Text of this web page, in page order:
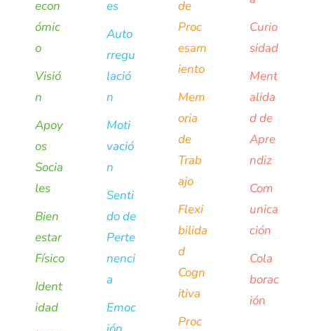
econ
ómic
o
Visió
n
Apoy
os
Socia
les
Bien
estar
Físico
Ident
idad
es
Auto
rregu
lació
n
Moti
vació
n
Senti
do de
Perte
nenci
a
Emoc
de
Proc
esam
iento
Mem
oria
de
Trab
ajo
Flexi
bilida
d
Cogn
itiva
Proc
Curio
sidad
Ment
alida
d de
Apre
ndiz
Com
unica
ción
Cola
borac
ión